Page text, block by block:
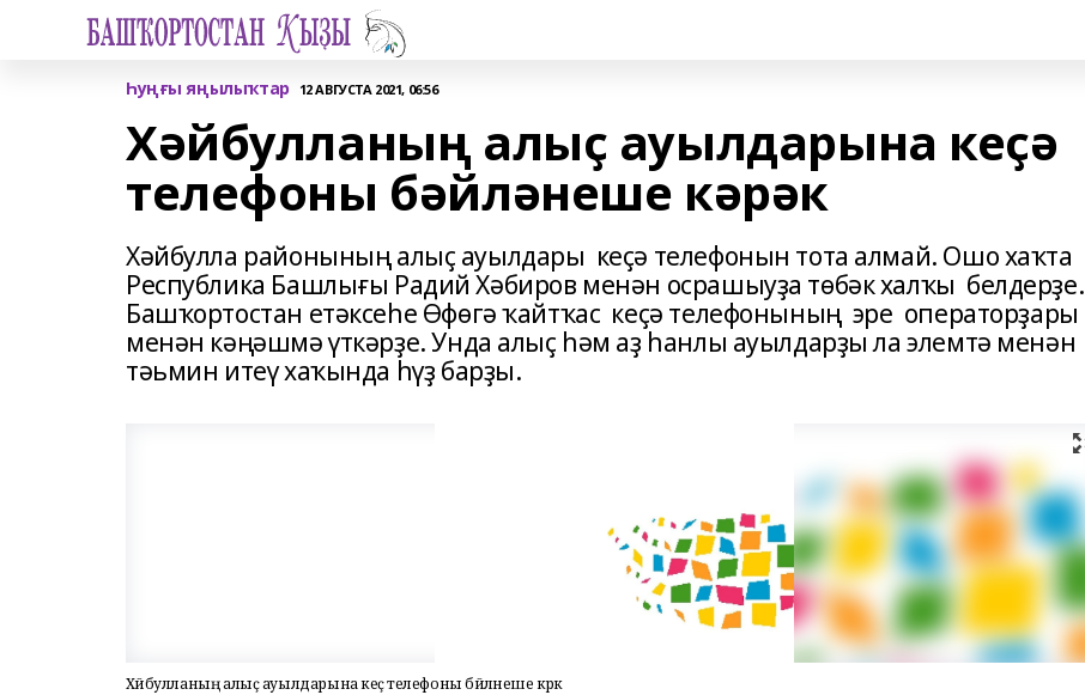
Һуңғы яңылыҡтар 12 АВГУСТА 2021, 06:56
Хәйбулланың алыҫ ауылдарына кеҫә
телефоны бәйләнеше кәрәк
Хәйбулла районының алыҫ ауылдары кеҫә телефонын тота алмай. Ошо хаҡта
Республика Башлығы Радий Хәбиров менән осрашыуҙа төбәк халҡы белдерҙе.
Башҡортостан етәксеһе Өфөгә ҡайтҡас кеҫә телефонының эре операторҙары
менән кәңәшмә үткәрҙе. Унда алыҫ һәм аҙ һанлы ауылдарҙы ла элемтә менән
тәьмин итеү хаҡында һүҙ барҙы.
Хәйбулланың алыҫ ауылдарына кеҫә телефоны бәйләнеше кәрәк